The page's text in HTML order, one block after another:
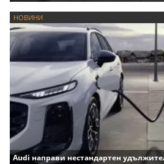
НОВИНИ
Audi направи нестандартен